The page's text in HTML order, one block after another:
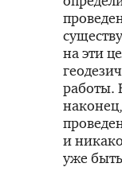
на эти
работы.
и
уже